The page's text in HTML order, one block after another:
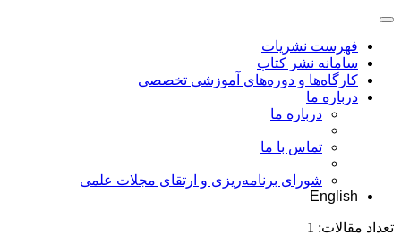
فهرست نشریات
سامانه نشر کتاب
کارگاه‌ها و دوره‌های آموزشی تخصصی
درباره ما
درباره ما
تماس با ما
شورای برنامه‌ریزی و ارتقای مجلات علمی
English
تعداد مقالات: 1